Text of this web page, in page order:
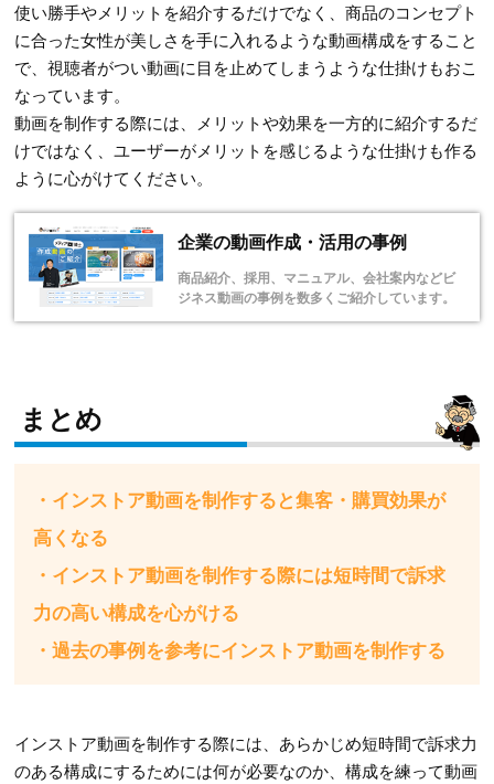
使い勝手やメリットを紹介するだけでなく、商品のコンセプト
に合った女性が美しさを手に入れるような動画構成をすること
で、視聴者がつい動画に目を止めてしまうような仕掛けもおこ
なっています。
動画を制作する際には、メリットや効果を一方的に紹介するだ
けではなく、ユーザーがメリットを感じるような仕掛けも作る
ように心がけてください。
企業の動画作成・活用の事例
商品紹介、採用、マニュアル、会社案内などビ
ジネス動画の事例を数多くご紹介しています。
まとめ
・インストア動画を制作すると集客・購買効果が
高くなる
・インストア動画を制作する際には短時間で訴求
力の高い構成を心がける
・過去の事例を参考にインストア動画を制作する
インストア動画を制作する際には、あらかじめ短時間で訴求力
のある構成にするためには何が必要なのか、構成を練って動画